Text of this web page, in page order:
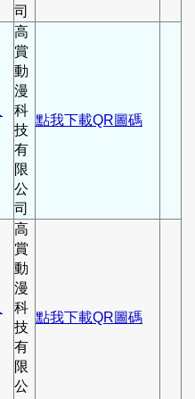
司
高
賞
動
漫
科
技
有
限
公
司
點我下載QR圖碼
高
賞
動
漫
科
技
有
限
公
點我下載QR圖碼